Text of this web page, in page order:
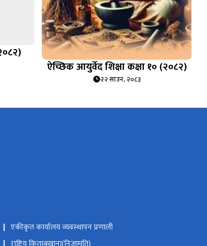
ऐच्छिक आयुर्वेद शिक्षा कक्षा १० (२०८२)
२२ साउन, २०८३
एकीकृत कार्यालय व्यवस्थापन प्रणाली